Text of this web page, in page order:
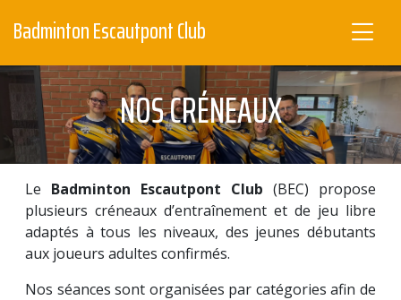
Badminton Escautpont Club
NOS CRÉNEAUX
Le Badminton Escautpont Club (BEC) propose
plusieurs créneaux d’entraînement et de jeu libre
adaptés à tous les niveaux, des jeunes débutants
aux joueurs adultes confirmés.
Nos séances sont organisées par catégories afin de